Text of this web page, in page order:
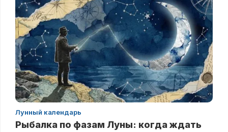
Лунный календарь
Рыбалка по фазам Луны: когда ждать